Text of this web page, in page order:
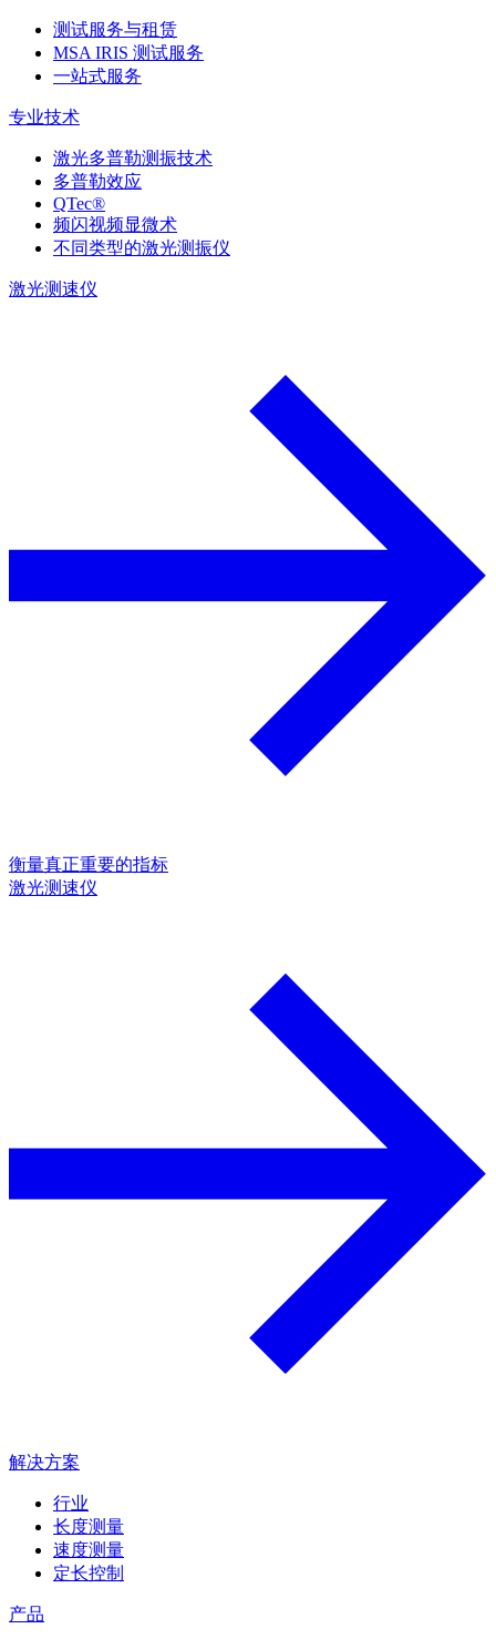
测试服务与租赁
MSA IRIS 测试服务
一站式服务
专业技术
激光多普勒测振技术
多普勒效应
QTec®
频闪视频显微术
不同类型的激光测振仪
激光测速仪
衡量真正重要的指标
激光测速仪
解决方案
行业
长度测量
速度测量
定长控制
产品